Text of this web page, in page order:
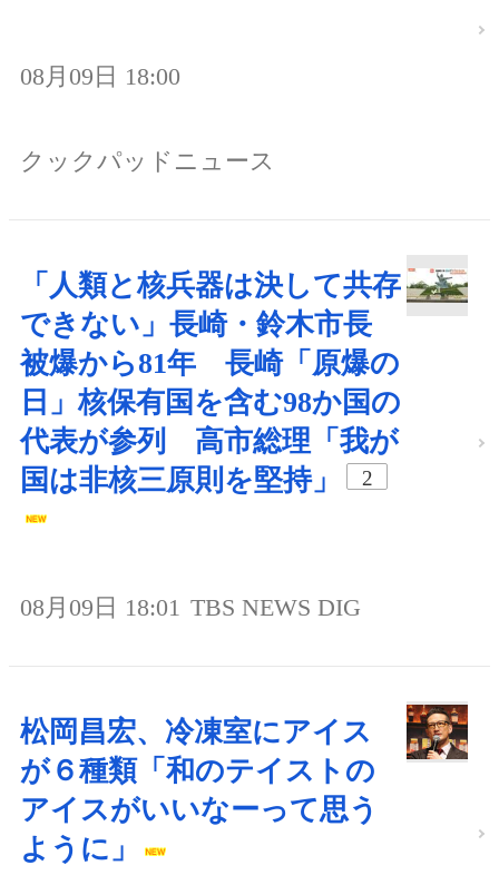
08月09日 18:00
クックパッドニュース
「人類と核兵器は決して共存
できない」長崎・鈴木市長
被爆から81年 長崎「原爆の
日」核保有国を含む98か国の
代表が参列 高市総理「我が
国は非核三原則を堅持」
2
08月09日 18:01 TBS NEWS DIG
松岡昌宏、冷凍室にアイス
が６種類「和のテイストの
アイスがいいなーって思う
ように」